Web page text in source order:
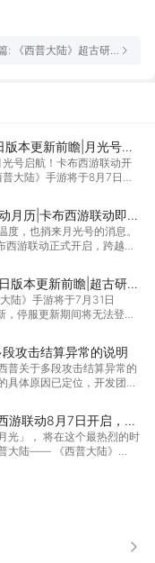
: 《西普大陆》超古研
版本更新前瞻|月光号启
启号启航！卡布西游联动开
大陆》手游将于8月7日
月历|卡布西游联动即将
度，也捎来月光号的消息。
游联动正式开启，跨越时
版本更新前瞻|超古研究
优化调整
陆》手游将于7月31日
停服更新期间将无法登
段攻击结算异常的说明
普关于多段攻击结算异常的
具体原因已定位，开发团队
游联动8月7日开启，紫
光」， 将在这个最热烈的时
大陆—— 《西普大陆》
更多